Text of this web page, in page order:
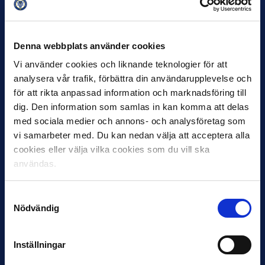
Denna webbplats använder cookies
Vi använder cookies och liknande teknologier för att
analysera vår trafik, förbättra din användarupplevelse och
för att rikta anpassad information och marknadsföring till
dig. Den information som samlas in kan komma att delas
med sociala medier och annons- och analysföretag som
vi samarbeter med. Du kan nedan välja att acceptera alla
cookies eller välja vilka cookies som du vill ska
användas.
Nödvändig
Inställningar
av höga resekostnader, fram till 1920 då den
på Svenska Serien medan de formella mästerskapen
gradvis tappade i betydelse.
1923 initierades en arbetsgrupp med målet att skapa
ett nationellt ligasystem. Vid det avgörande mötet, den
13 januari 1924på Svenska Fotbollförbundets kansli på
Skeppsbron 16 i Stockholm, röstade de inbjudna
medlemmarna för instiftandet av en allsvensk serie.
varje avdelning flyttades upp till Allsvenskan, medan de
två sämsta lagen från Allsvenskan flyttades ner. Redan i
Norrköping, IFK Göteborg, AIK, Helsingborgs IF och
Hammarby. Många stockholmare var besvikna över att